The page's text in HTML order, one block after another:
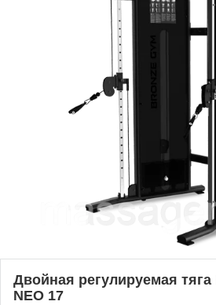
Двойная регулируемая тяга
NEO 17